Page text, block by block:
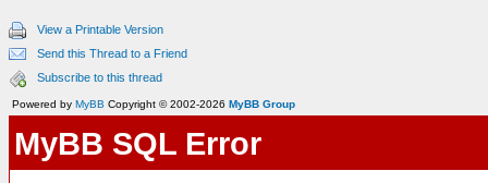
View a Printable Version
Send this Thread to a Friend
Subscribe to this thread
Powered by MyBB Copyright © 2002-2026 MyBB Group
MyBB SQL Error